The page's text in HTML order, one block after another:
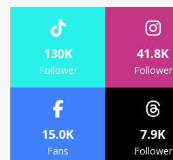
130K
Follower
41.8K
Follower
15.0K
Fans
7.9K
Follower